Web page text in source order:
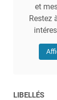
et
Restez
LIBELLÉS